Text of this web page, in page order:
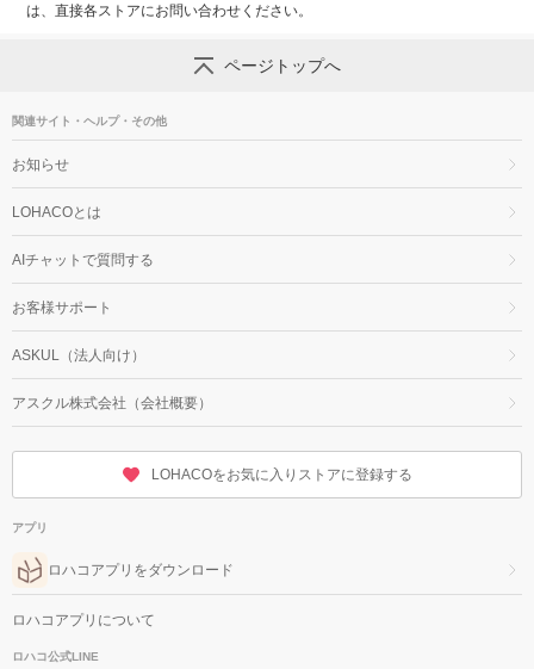
は、直接各ストアにお問い合わせください。
ページトップへ
関連サイト・ヘルプ・その他
お知らせ
LOHACOとは
AIチャットで質問する
お客様サポート
ASKUL（法人向け）
アスクル株式会社（会社概要）
LOHACOをお気に入りストアに登録する
アプリ
ロハコアプリをダウンロード
ロハコアプリについて
ロハコ公式LINE